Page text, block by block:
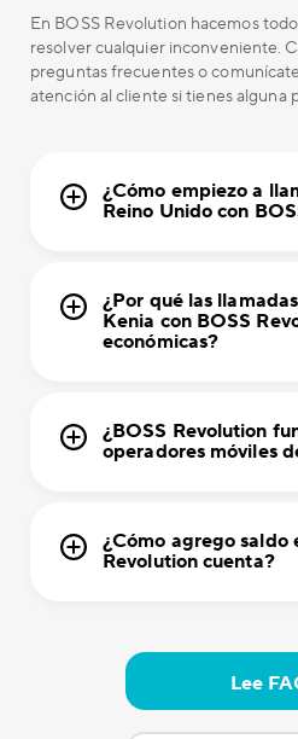
En BOSS Revolution hacemos
resolver cualquier inconveniente.
preguntas frecuentes o
atención al cliente si tienes alguna
¿Cómo empiezo a
Reino Unido con
¿Por qué las
Kenia con BOSS
económicas?
¿BOSS Revolution
operadores móviles
¿Cómo agrego saldo
Revolution cuenta?
Lee